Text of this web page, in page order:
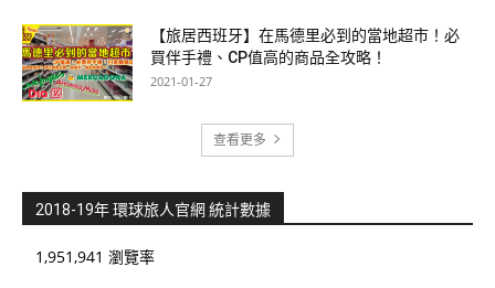
【旅居西班牙】在馬德里必到的當地超市！必
買伴手禮、CP值高的商品全攻略！
2021-01-27
查看更多
2018-19年 環球旅人官網 統計數據
1,951,941 瀏覽率